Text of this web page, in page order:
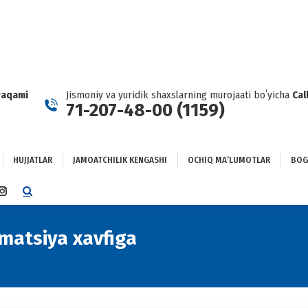
Jismoniy va yuridik shaxslarning murojaati boʻyicha
71-207-48-00 (1159)
HUJJATLAR JAMOATCHILIK KENGASHI OCHIQ MAʼLUMOTLAR
INSTAGRAM
IN
xavfiga